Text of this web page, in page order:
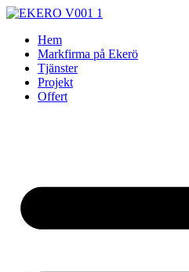
Skip
contentHem
Markfirma på Ekerö
Tjänster
Projekt
Offert